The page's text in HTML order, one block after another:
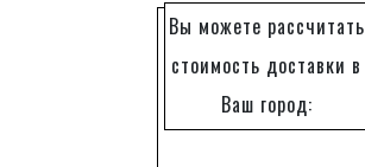
Вы можете рассчитать
стоимость доставки в
Ваш город: